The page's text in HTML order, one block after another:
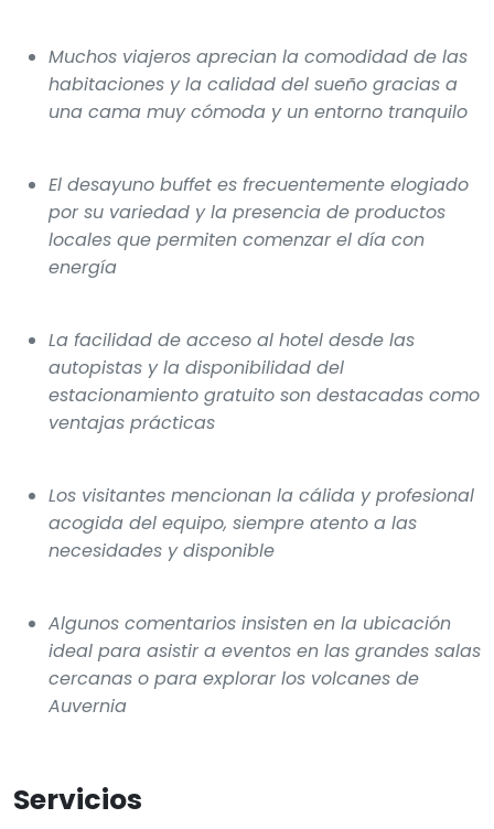
Muchos viajeros aprecian la comodidad de las
habitaciones y la calidad del sueño gracias a
una cama muy cómoda y un entorno tranquilo
El desayuno buffet es frecuentemente elogiado
por su variedad y la presencia de productos
locales que permiten comenzar el día con
energía
La facilidad de acceso al hotel desde las
autopistas y la disponibilidad del
estacionamiento gratuito son destacadas como
ventajas prácticas
Los visitantes mencionan la cálida y profesional
acogida del equipo, siempre atento a las
necesidades y disponible
Algunos comentarios insisten en la ubicación
ideal para asistir a eventos en las grandes salas
cercanas o para explorar los volcanes de
Auvernia
Servicios